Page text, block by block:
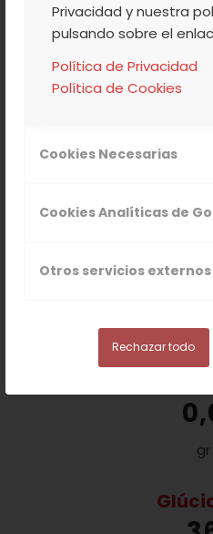
Privacidad y nuestra
pulsando sobre el
Política de Privacidad
Política de Cookies
Cookies Necesarias
Cookies Analíticas de
Otros servicios externos
Rechazar todo
VALORES
KJ /
Materia
gr
gr